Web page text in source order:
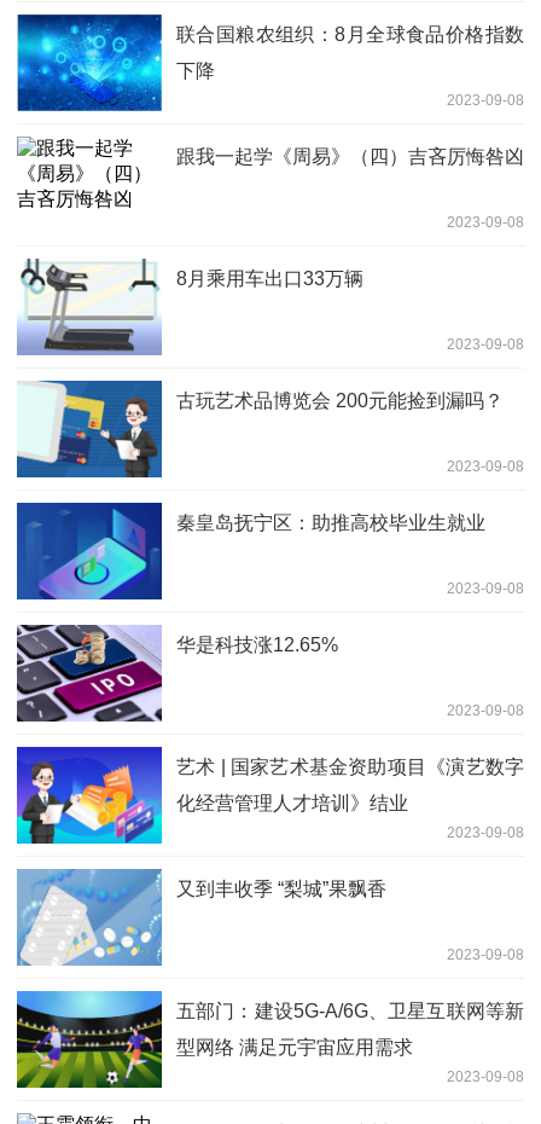
联合国粮农组织：8月全球食品价格指数
下降
2023-09-08
跟我一起学《周易》（四）吉吝厉悔咎凶
2023-09-08
8月乘用车出口33万辆
2023-09-08
古玩艺术品博览会 200元能捡到漏吗？
2023-09-08
秦皇岛抚宁区：助推高校毕业生就业
2023-09-08
华是科技涨12.65%
2023-09-08
艺术 | 国家艺术基金资助项目《演艺数字
化经营管理人才培训》结业
2023-09-08
又到丰收季 “梨城”果飘香
2023-09-08
五部门：建设5G-A/6G、卫星互联网等新
型网络 满足元宇宙应用需求
2023-09-08